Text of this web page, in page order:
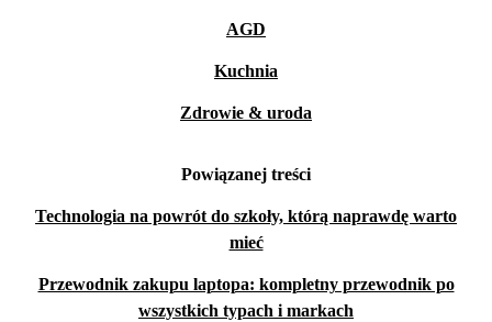
AGD
Kuchnia
Zdrowie & uroda
Powiązanej treści
Technologia na powrót do szkoły, którą naprawdę warto
mieć
Przewodnik zakupu laptopa: kompletny przewodnik po
wszystkich typach i markach